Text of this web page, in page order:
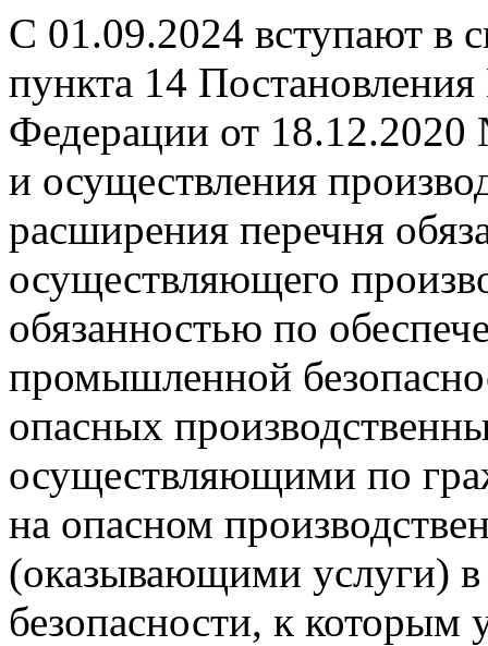
С 01.09.2024 вступают в
пункта 14
Федерации от
и осуществления
расширения перечня
осуществляющего
обязанностью по
промышленной
опасных
осуществляющими по
на опасном
(оказывающими услуги)
безопасности, к которым